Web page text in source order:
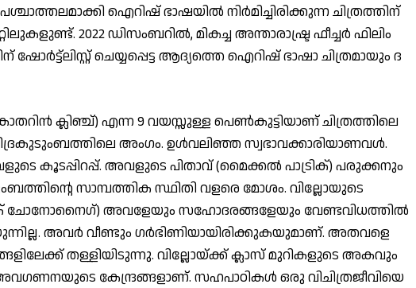
പശ്ചാത്തലമാക്കി ഐറിഷ് ഭാഷയില്‍ നിര്‍മിച്ചിരിക്കുന്ന ചിത്രത്തിന്
2022 ഡിസംബറില്‍, മികച്ച അന്താരാഷ്ട്ര ഫീച്ചര്‍ ഫിലിം
ഷോര്‍ട്ട്ലിസ്റ്റ് ചെയ്യപ്പെട്ട ആദ്യത്തെ ഐറിഷ് ഭാഷാ ചിത്രമായും ദ
ക്ലിഞ്ച്) എന്ന 9 വയസ്സുള്ള പെണ്‍കുട്ടിയാണ് ചിത്രത്തിലെ
അംഗം. ഉള്‍വലിഞ്ഞ സ്വഭാവക്കാരിയാണവള്‍.
കൂടപ്പിറപ്പ്. അവളുടെ പിതാവ് (മൈക്കല്‍ പാട്രിക്) പരുക്കനും
സാമ്പത്തിക സ്ഥിതി വളരെ മോശം. വില്ലോയുടെ
ചോനോനൈഗ്) അവളേയും സഹോദരങ്ങളേയും വേണ്ടവിധത്തില്‍
അവര്‍ വീണ്ടും ഗര്‍ഭിണിയായിരിക്കുകയുമാണ്. അതവളെ
തള്ളിയിടുന്നു. വില്ലോയ്ക്ക് ക്ലാസ് മുറികളുടെ അകവും
കേന്ദ്രങ്ങളാണ്. സഹപാഠികള്‍ ഒരു വിചിത്രജീവിയെ